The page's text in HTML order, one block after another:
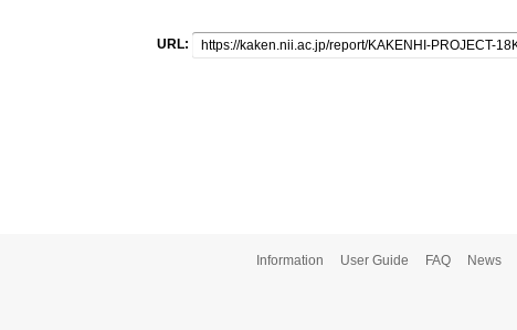
URL:
Information User Guide FAQ News